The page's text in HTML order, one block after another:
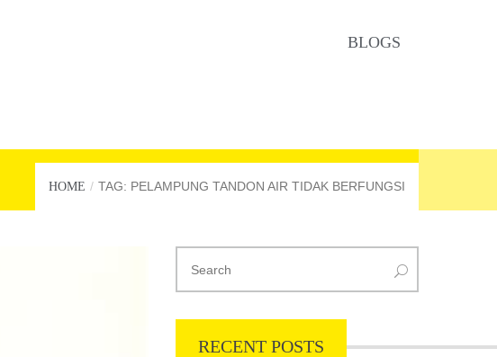
BLOGS
HOME TAG: PELAMPUNG TANDON AIR TIDAK BERFUNGSI
RECENT POSTS